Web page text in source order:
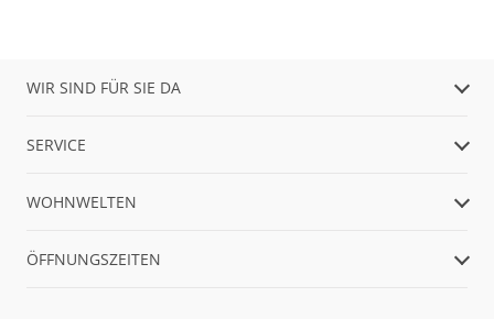
WIR SIND FÜR SIE DA
SERVICE
WOHNWELTEN
ÖFFNUNGSZEITEN